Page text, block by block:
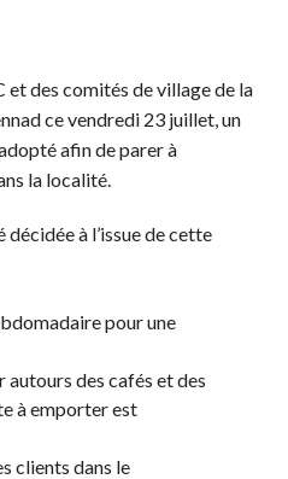
et des comités de village de la
ce vendredi 23 juillet, un
afin de parer à
la localité.
à l’issue de cette
pour une
des cafés et des
à emporter est
clients dans le